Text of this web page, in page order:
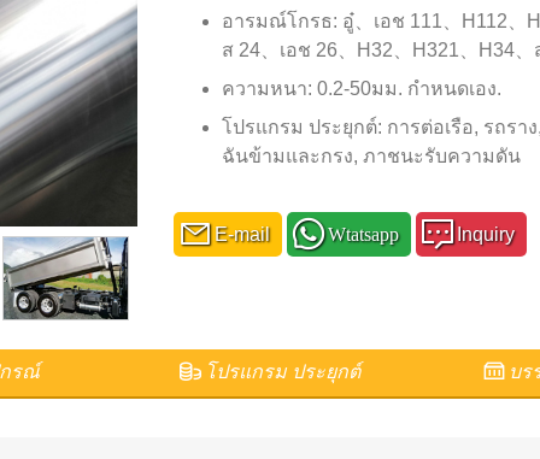
อารมณ์โกรธ: อู๋、เอช 111、H112、
ส 24、เอช 26、H32、H321、H34、
ความหนา: 0.2-50มม. กำหนดเอง.
โปรแกรม ประยุกต์: การต่อเรือ, รถรา
ฉันข้ามและกรง, ภาชนะรับความดัน
E-mail Wtatsapp Inquiry
รณ์ โปรแกรม ประยุกต์ บร